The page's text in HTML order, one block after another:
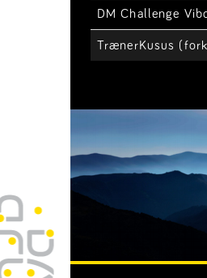
DM Challenge
TrænerKusus